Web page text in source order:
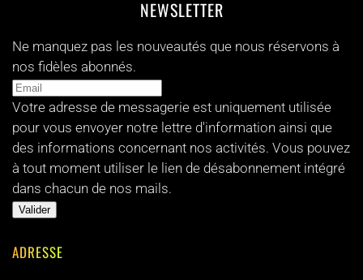
NEWSLETTER
Ne manquez pas les nouveautés que nous réservons à
nos fidèles abonnés.
Votre adresse de messagerie est uniquement utilisée
pour vous envoyer notre lettre d'information ainsi que
des informations concernant nos activités. Vous pouvez
à tout moment utiliser le lien de désabonnement intégré
dans chacun de nos mails.
ADRESSE